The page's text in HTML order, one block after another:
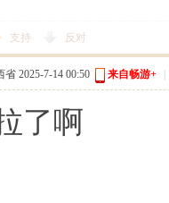
支持 反对
2025-7-14 00:50 来自畅游+
了啊